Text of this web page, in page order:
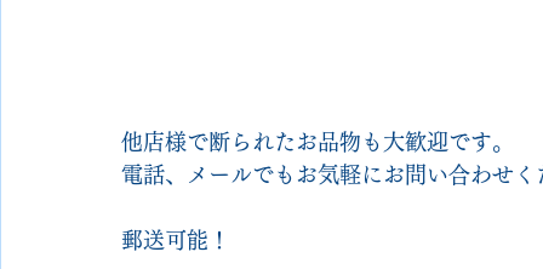
他店様で断られたお品物も大歓迎です。
電話、メールでもお気軽にお問い合わせく
郵送可能！